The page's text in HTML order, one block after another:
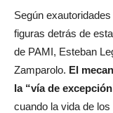
Según
figuras detrás de
de PAMI, Esteban
Zamparolo. El
la “vía de
cuando la vida de